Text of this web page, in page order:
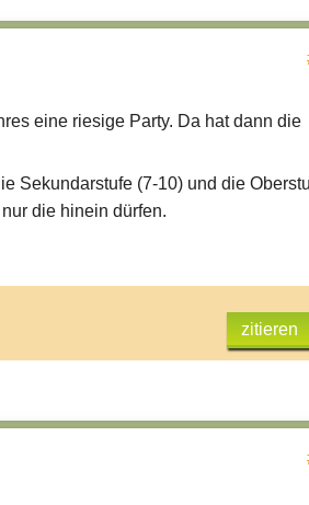
eine riesige Party. Da hat dann die
Sekundarstufe (7-10) und die
die hinein dürfen.
zitieren